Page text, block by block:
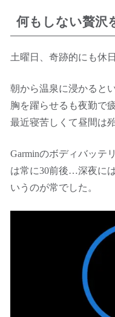
何もしない贅沢
土曜日、奇跡的にも休
朝から温泉に浸かると
胸を躍らせるも夜勤で
最近寝苦しくて昼間は
Garminのボディバッテ
は常に30前後…深夜に
いうのが常でした。